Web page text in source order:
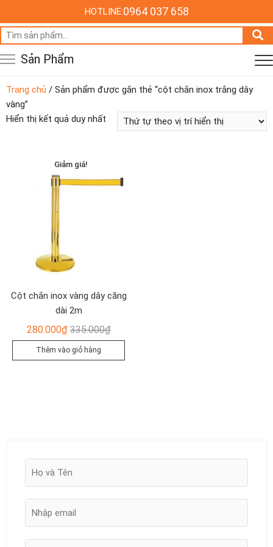
HOTLINE:0964 037 658
Tìm
kiếm:
Sản Phẩm
Trang chủ / Sản phẩm được gắn thẻ “cột chắn inox trắng dây
vàng”
Hiển thị kết quả duy nhất
Giảm giá!
Cột chắn inox vàng dây căng
dài 2m
335.000₫Giá
gốc
là:
280.000₫
Giá
hiện
tại
Thêm vào giỏ hàng